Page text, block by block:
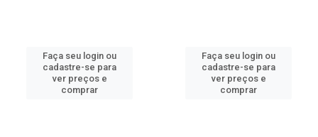
Faça seu login ou
cadastre-se para
ver preços e
comprar
Faça seu login ou
cadastre-se para
ver preços e
comprar